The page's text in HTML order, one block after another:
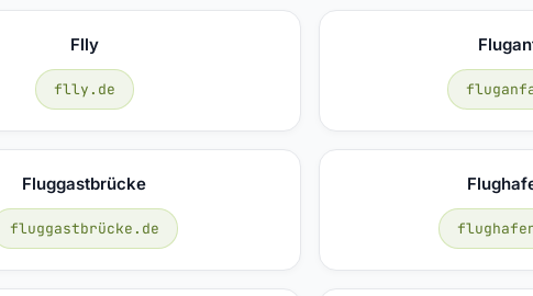
Flly
flly.de
Fluggastbrücke
fluggastbrücke.de